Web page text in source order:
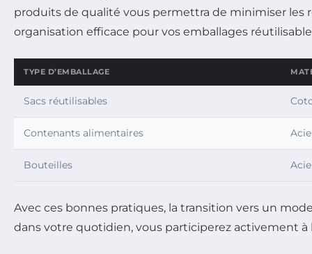
produits de qualité vous permettra de minimiser les
organisation efficace pour vos emballages
TYPE D’EMBALLAGE
Sacs réutilisables
Contenants alimentaires
Bouteilles
Avec ces bonnes pratiques, la transition vers un
dans votre quotidien, vous participerez activement à